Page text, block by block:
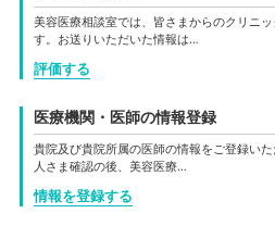
美容医療相談室では、皆さまからのクリニ
す。お送りいただいた情報は…
評価する
医療機関・医師の情報登録
貴院及び貴院所属の医師の情報をご登録い
人さま確認の後、美容医療…
情報を登録する